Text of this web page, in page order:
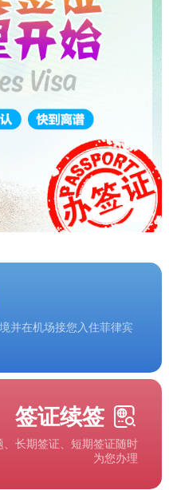
并在机场接您入住菲律宾
签证续签
长期签证、短期签证随时
为您办理